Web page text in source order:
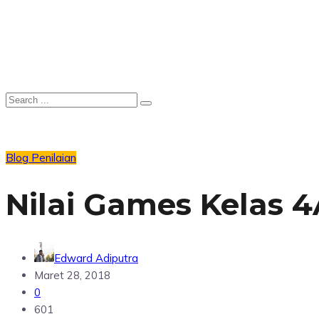
Blog Penilaian
Nilai Games Kelas
Edward Adiputra
Maret 28, 2018
0
601